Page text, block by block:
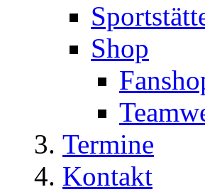
Shop
Termine
Kontakt